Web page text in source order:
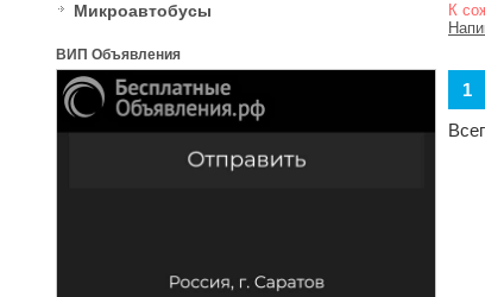
Микроавтобусы
ВИП Объявления
К
1